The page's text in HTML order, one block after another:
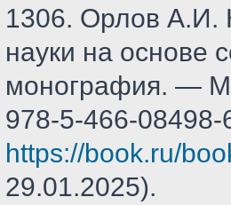
1306. Орлов А.И.
науки на основе
монография. —
978-5-466-
https://book.ru/
29.01.2025).